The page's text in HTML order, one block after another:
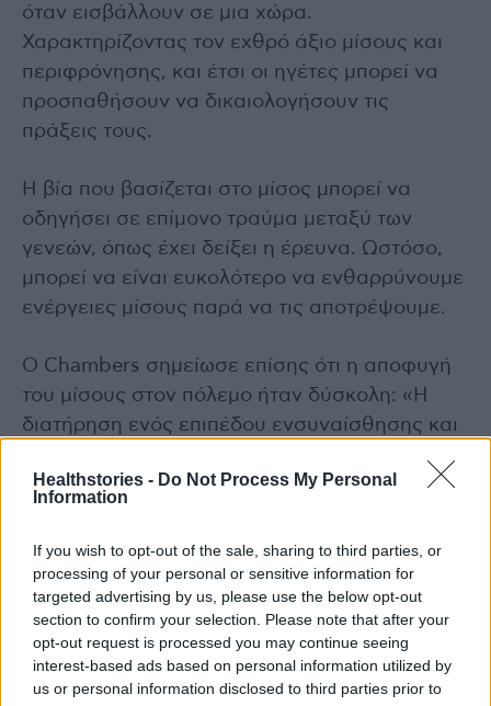
Healthstories - Do Not Process My Personal
Information
If you wish to opt-out of the sale, sharing to third parties, or
processing of your personal or sensitive information for
targeted advertising by us, please use the below opt-out
section to confirm your selection. Please note that after your
opt-out request is processed you may continue seeing
interest-based ads based on personal information utilized by
us or personal information disclosed to third parties prior to
όταν εισβάλλουν σε μια χώρα.
Χαρακτηρίζοντας τον εχθρό άξιο μίσους και
περιφρόνησης, και έτσι οι ηγέτες μπορεί να
προσπαθήσουν να δικαιολογήσουν τις
πράξεις τους.
Η βία που βασίζεται στο μίσος μπορεί να
οδηγήσει σε επίμονο τραύμα μεταξύ των
γενεών, όπως έχει δείξει η έρευνα. Ωστόσο,
μπορεί να είναι ευκολότερο να ενθαρρύνουμε
ενέργειες μίσους παρά να τις αποτρέψουμε.
Ο Chambers σημείωσε επίσης ότι η αποφυγή
του μίσους στον πόλεμο ήταν δύσκολη: «Η
διατήρηση ενός επιπέδου ενσυναίσθησης και
και του πολέμου πρέπει να είναι μια σκόπιμη
απάντηση».
Διαδικτυακό μίσος
Πρόσφατα, έχει δοθεί μεγάλη έμφαση στο
διαδικτυακό μίσος. Μια ανασκόπηση του 2021